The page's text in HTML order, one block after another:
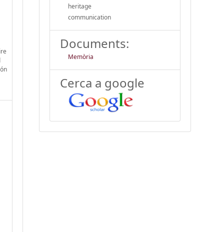
heritage
communication
Documents:
Memòria
Cerca a google